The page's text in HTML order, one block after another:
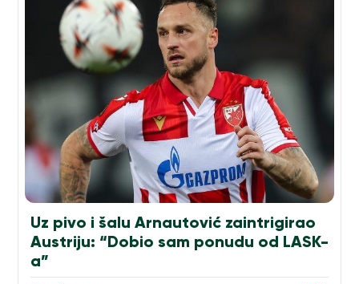
Uz pivo i šalu Arnautović zaintrigirao
Austriju: “Dobio sam ponudu od LASK-
a”